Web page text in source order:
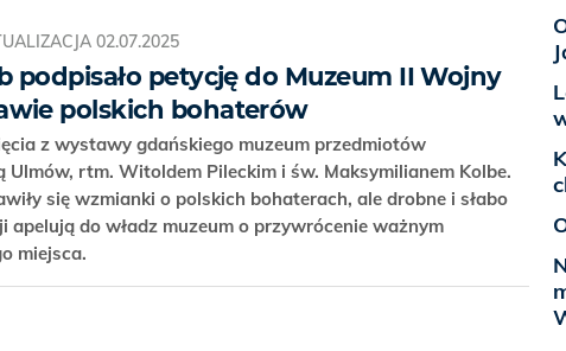
02.07.2025
podpisało petycję do Muzeum II Wojny
polskich bohaterów
z wystawy gdańskiego muzeum przedmiotów
Ulmów, rtm. Witoldem Pileckim i św. Maksymilianem Kolbe.
się wzmianki o polskich bohaterach, ale drobne i słabo
apelują do władz muzeum o przywrócenie ważnym
miejsca.